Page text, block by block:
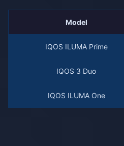
Model
IQOS ILUMA Prime
IQOS 3 Duo
IQOS ILUMA One